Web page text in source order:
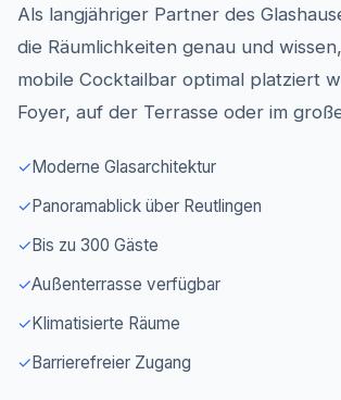
Als langjähriger Partner des
die Räumlichkeiten genau und
mobile Cocktailbar optimal platziert
Foyer, auf der Terrasse oder im
✓Moderne Glasarchitektur
✓Panoramablick über Reutlingen
✓Bis zu 300 Gäste
✓Außenterrasse verfügbar
✓Klimatisierte Räume
✓Barrierefreier Zugang